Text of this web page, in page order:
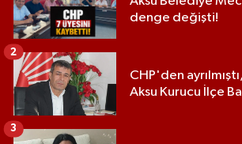
denge değişti!
CHP'den
Aksu Kurucu İlçe
2
3